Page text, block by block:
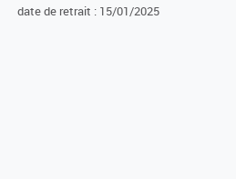
date de retrait : 15/01/2025